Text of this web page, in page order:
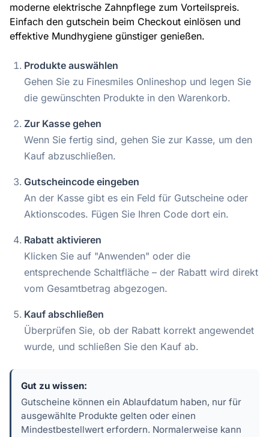
moderne elektrische Zahnpflege zum Vorteilspreis.
Einfach den gutschein beim Checkout einlösen und
effektive Mundhygiene günstiger genießen.
Produkte auswählen
Gehen Sie zu Finesmiles Onlineshop und legen Sie
die gewünschten Produkte in den Warenkorb.
Zur Kasse gehen
Wenn Sie fertig sind, gehen Sie zur Kasse, um den
Kauf abzuschließen.
Gutscheincode eingeben
An der Kasse gibt es ein Feld für Gutscheine oder
Aktionscodes. Fügen Sie Ihren Code dort ein.
Rabatt aktivieren
Klicken Sie auf "Anwenden" oder die
entsprechende Schaltfläche – der Rabatt wird direkt
vom Gesamtbetrag abgezogen.
Kauf abschließen
Überprüfen Sie, ob der Rabatt korrekt angewendet
wurde, und schließen Sie den Kauf ab.
Gut zu wissen:
Gutscheine können ein Ablaufdatum haben, nur für
ausgewählte Produkte gelten oder einen
Mindestbestellwert erfordern. Normalerweise kann